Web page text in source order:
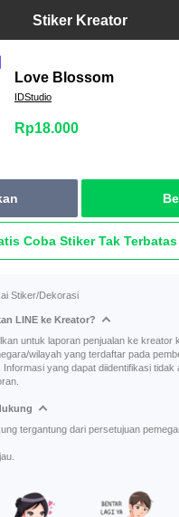
Stiker Kreator
Love Blossom
IDStudio
Rp18.000
Coba Stiker Tak Terbatas
Stiker/Dekorasi
LINE ke Kreator?
untuk laporan penjualan ke kreator
wilayah yang terdaftar pada
Informasi yang dapat diidentifikasi tidak
tergantung dari persetujuan